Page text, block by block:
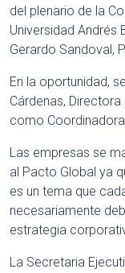
del plenario de la
Universidad Andrés
Gerardo Sandoval,
En la oportunidad,
Cárdenas,
como
Las empresas se
al Pacto Global ya
es un tema que
necesariamente
estrategia
La Secretaria